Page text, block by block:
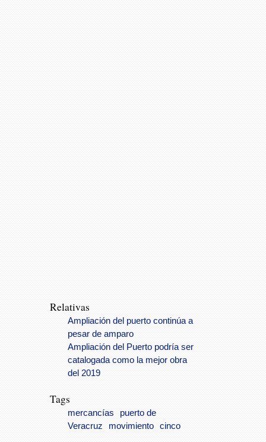
Relativas
Ampliación del puerto continúa a
pesar de amparo
Ampliación del Puerto podría ser
catalogada como la mejor obra
del 2019
Tags
mercancías
puerto de
Veracruz
movimiento cinco